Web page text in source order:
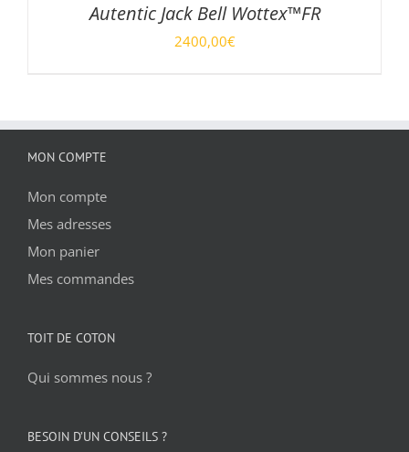
Autentic Jack Bell Wottex™FR
2400,00€
MON COMPTE
Mon compte
Mes adresses
Mon panier
Mes commandes
TOIT DE COTON
Qui sommes nous ?
BESOIN D’UN CONSEILS ?